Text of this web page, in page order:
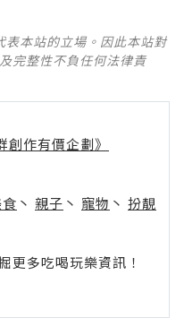
本站的立場。因此本站對
完整性不負任何法律責
創作有價企劃》
丶 親子 丶 寵物 丶 扮靚
多吃喝玩樂資訊！